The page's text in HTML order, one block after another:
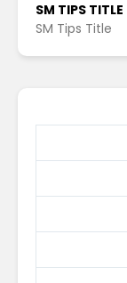
SM TIPS TITLE
SM Tips Title